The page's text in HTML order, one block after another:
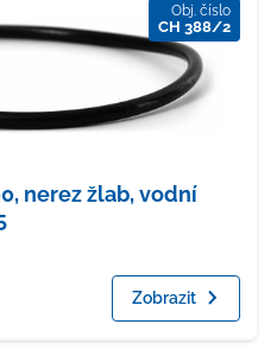
Obj. číslo
CH 388/2
nerez žlab, vodní
Zobrazit